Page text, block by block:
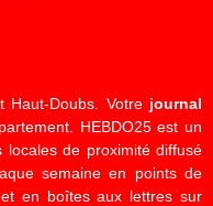
Haut-Doubs. Votre journal
HEBDO25 est un
locales de proximité diffusé
semaine en points de
en boîtes aux lettres sur